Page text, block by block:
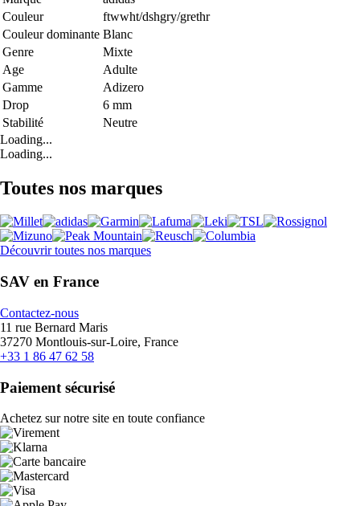
Couleur
ftwwht/dshgry/grethr
Couleur dominante Blanc
Genre
Mixte
Age
Adulte
Gamme
Adizero
Drop
6 mm
Stabilité
Neutre
Loading...
Loading...
Toutes nos marques
Découvrir toutes nos marques
SAV en France
Contactez-nous
11 rue Bernard Maris
37270 Montlouis-sur-Loire, France
+33 1 86 47 62 58
Paiement sécurisé
Achetez sur notre site en toute confiance